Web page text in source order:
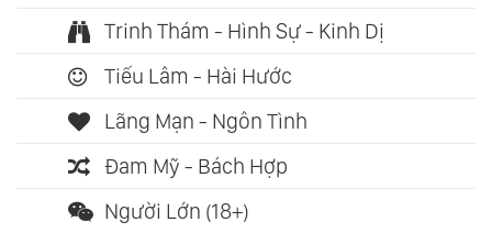
Trinh Thám - Hình Sự - Kinh Dị
Tiếu Lâm - Hài Hước
Lãng Mạn - Ngôn Tình
Đam Mỹ - Bách Hợp
Người Lớn (18+)